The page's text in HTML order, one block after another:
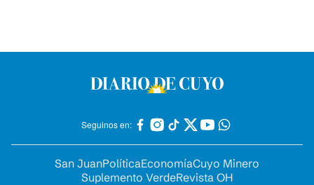
Seguinos en:
San JuanPolíticaEconomíaCuyo Minero
Suplemento VerdeRevista OH